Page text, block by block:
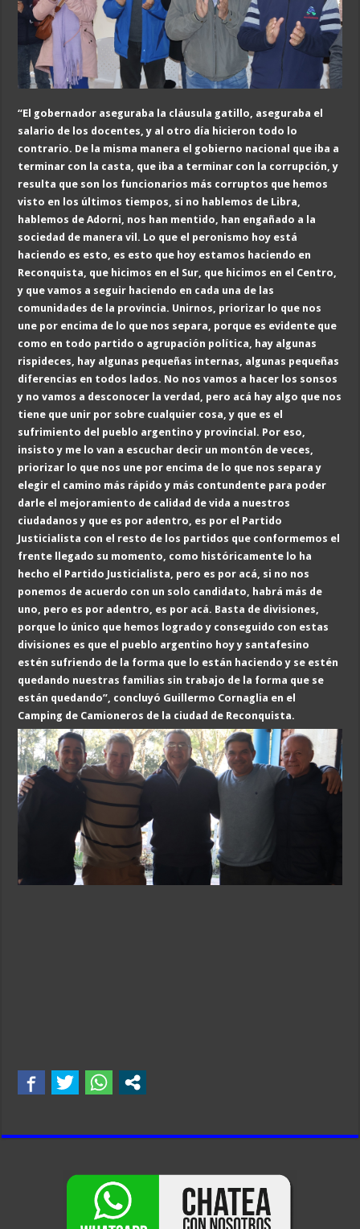
“El gobernador aseguraba la cláusula gatillo, aseguraba el
salario de los docentes, y al otro día hicieron todo lo
contrario. De la misma manera el gobierno nacional que iba a
terminar con la casta, que iba a terminar con la corrupción, y
resulta que son los funcionarios más corruptos que hemos
visto en los últimos tiempos, si no hablemos de Libra,
hablemos de Adorni, nos han mentido, han engañado a la
sociedad de manera vil. Lo que el peronismo hoy está
haciendo es esto, es esto que hoy estamos haciendo en
Reconquista, que hicimos en el Sur, que hicimos en el Centro,
y que vamos a seguir haciendo en cada una de las
comunidades de la provincia. Unirnos, priorizar lo que nos
une por encima de lo que nos separa, porque es evidente que
como en todo partido o agrupación política, hay algunas
rispideces, hay algunas pequeñas internas, algunas pequeñas
diferencias en todos lados. No nos vamos a hacer los sonsos
y no vamos a desconocer la verdad, pero acá hay algo que nos
tiene que unir por sobre cualquier cosa, y que es el
sufrimiento del pueblo argentino y provincial. Por eso,
insisto y me lo van a escuchar decir un montón de veces,
priorizar lo que nos une por encima de lo que nos separa y
elegir el camino más rápido y más contundente para poder
darle el mejoramiento de calidad de vida a nuestros
ciudadanos y que es por adentro, es por el Partido
Justicialista con el resto de los partidos que conformemos el
frente llegado su momento, como históricamente lo ha
hecho el Partido Justicialista, pero es por acá, si no nos
ponemos de acuerdo con un solo candidato, habrá más de
uno, pero es por adentro, es por acá. Basta de divisiones,
porque lo único que hemos logrado y conseguido con estas
divisiones es que el pueblo argentino hoy y santafesino
estén sufriendo de la forma que lo están haciendo y se estén
quedando nuestras familias sin trabajo de la forma que se
están quedando”, concluyó Guillermo Cornaglia en el
Camping de Camioneros de la ciudad de Reconquista.